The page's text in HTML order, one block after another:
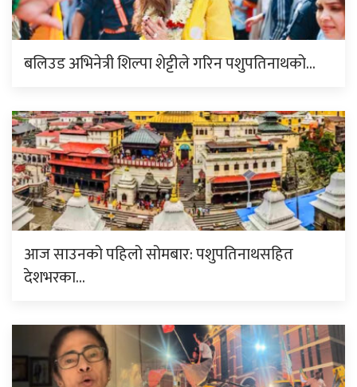
बलिउड अभिनेत्री शिल्पा शेट्टीले गरिन पशुपतिनाथको…
आज साउनको पहिलो सोमबार: पशुपतिनाथसहित
देशभरका…